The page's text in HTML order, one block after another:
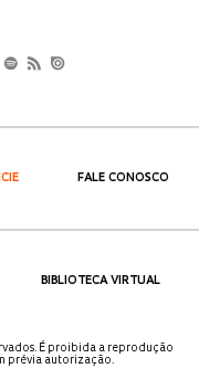
FALE CONOSCO
BIBLIOTECA VIRTUAL
É proibida a reprodução
prévia autorização.